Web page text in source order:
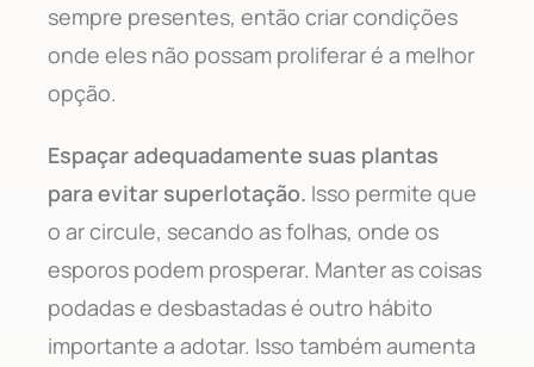
sempre presentes, então criar condições
onde eles não possam proliferar é a melhor
opção.
Espaçar adequadamente suas plantas
para evitar superlotação. Isso permite que
o ar circule, secando as folhas, onde os
esporos podem prosperar. Manter as coisas
podadas e desbastadas é outro hábito
importante a adotar. Isso também aumenta